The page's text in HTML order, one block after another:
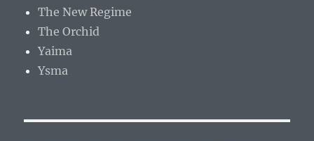
The New Regime
The Orchid
Yaima
Ysma